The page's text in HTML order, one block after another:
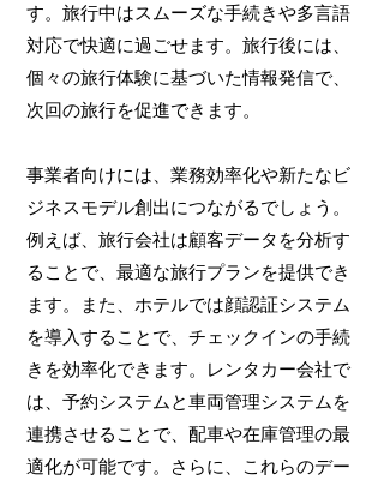
す。旅行中はスムーズな手続きや多言語
対応で快適に過ごせます。旅行後には、
個々の旅行体験に基づいた情報発信で、
次回の旅行を促進できます。
事業者向けには、業務効率化や新たなビ
ジネスモデル創出につながるでしょう。
例えば、旅行会社は顧客データを分析す
ることで、最適な旅行プランを提供でき
ます。また、ホテルでは顔認証システム
を導入することで、チェックインの手続
きを効率化できます。レンタカー会社で
は、予約システムと車両管理システムを
連携させることで、配車や在庫管理の最
適化が可能です。さらに、これらのデー